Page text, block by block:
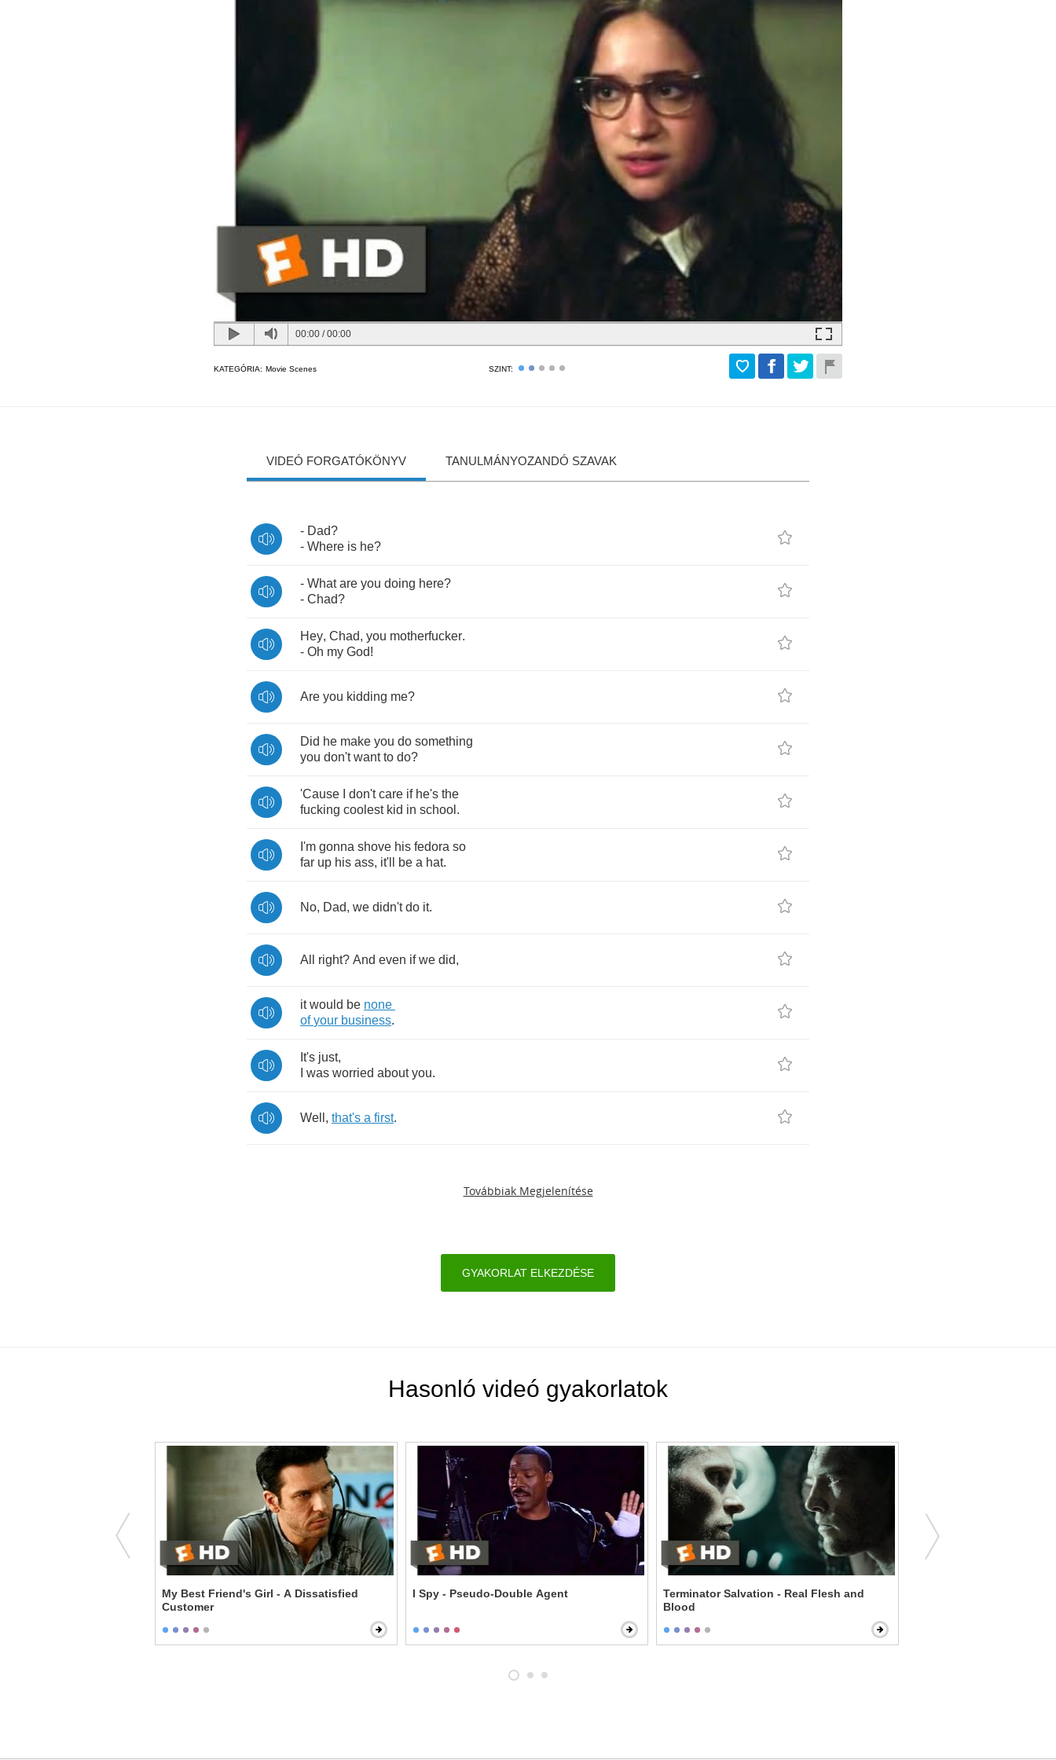
00:00 /00:00
KATEGÓRIA: Movie Scenes SZINT:
VIDEÓ FORGATÓKÖNYV TANULMÁNYOZANDÓ SZAVAK
- Dad?
- Where is he?
- What are you doing here?
- Chad?
Hey, Chad, you motherfucker.
- Oh my God!
Are you kidding me?
Did he make you do something
you don't want to do?
'Cause don't care if he's the
fucking coolest kid in school .
I'm gonna shove his fedora so
far up his ass, it'll be a hat.
No, Dad, we didn't do it.
All right? And even if we did,
it would be none
of your business.
It's just,
was worried about you.
Well , that's a first.
Továbbiak Megjelenítése
GYAKORLAT ELKEZDÉSE
Hasonló videó gyakorlatok
My Best Friend's Girl - A Dissatisfied
Customer
I Spy - Pseudo-Double Agent
Terminator Salvation - Real Flesh and
Blood